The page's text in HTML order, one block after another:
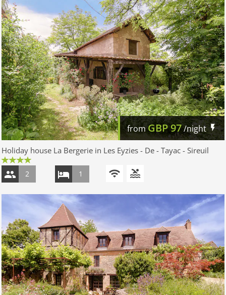
fromGBP97/night
Holiday house La Bergerie in Les Eyzies - De - Tayac - Sireuil
2 1